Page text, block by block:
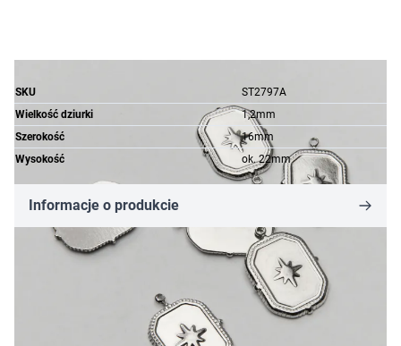
SKU
ST2797A
Wielkość dziurki
1,2mm
Szerokość
16mm
Wysokość
ok. 22mm
Informacje o produkcie
8,62 zł
Dostępność: